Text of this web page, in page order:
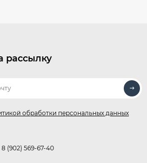
рассылку
обработки персональных данных
8 (902) 569-67-40